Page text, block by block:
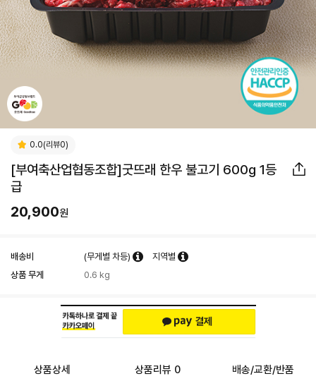
0.0(리뷰0)
[부여축산업협동조합]굿뜨래 한우 불고기 600g 1등
급
20,900원
배송비 (무게별 차등)
지역별
상품 무게
0.6 kg
상품상세 상품리뷰 0 배송/교환/반품